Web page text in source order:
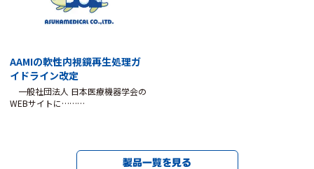
AAMIの軟性内視鏡再生処理ガ
イドライン改定
一般社団法人 日本医療機器学会の
WEBサイトに………
製品一覧を見る